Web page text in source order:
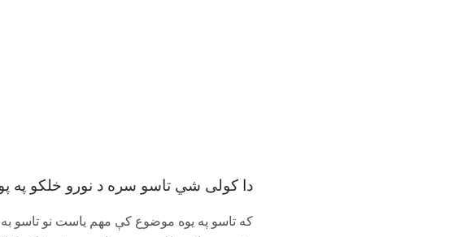
دا کولی شي تاسو سره د نورو خلکو په
که تاسو په یوه موضوع کې مهم یاست نو تاسو به